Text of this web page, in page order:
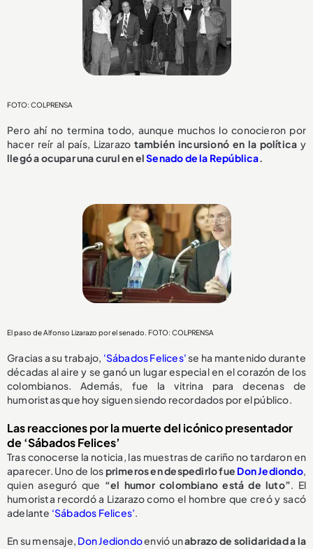
FOTO: COLPRENSA
Pero ahí no termina todo, aunque muchos lo conocieron por
hacer reír al país, Lizarazo también incursionó en la política y
llegó a ocupar una curul en elSenado de la República.
El paso de Alfonso Lizarazo por el senado. FOTO: COLPRENSA
Gracias a su trabajo, 'Sábados Felices'se ha mantenido durante
décadas al aire y se ganó un lugar especial en el corazón de los
colombianos. Además, fue la vitrina para decenas de
humoristas que hoy siguen siendo recordados por el público.
Las reacciones por la muerte del icónico presentador
de ‘Sábados Felices’
Tras conocerse la noticia, las muestras de cariño no tardaron en
aparecer. Uno de losprimeros en despedirlo fue Don Jediondo,
quien aseguró que “el humor colombiano está de luto”. El
humorista recordó a Lizarazo como el hombre que creó y sacó
adelante ‘Sábados Felices’.
En su mensaje, Don Jediondoenvió unabrazo de solidaridad a la